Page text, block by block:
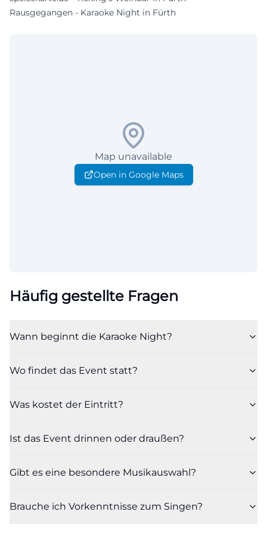
Rausgegangen - Karaoke Night in Fürth
Map unavailable
Open in Google Maps
Häufig gestellte Fragen
Wann beginnt die Karaoke Night?
Wo findet das Event statt?
Was kostet der Eintritt?
Ist das Event drinnen oder draußen?
Gibt es eine besondere Musikauswahl?
Brauche ich Vorkenntnisse zum Singen?